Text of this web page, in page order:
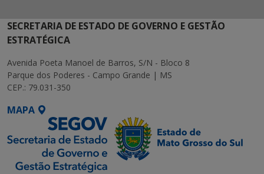
SECRETARIA DE ESTADO DE GOVERNO E GESTÃO
ESTRATÉGICA
Avenida Poeta Manoel de Barros, S/N - Bloco 8
Parque dos Poderes - Campo Grande | MS
CEP.: 79.031-350
MAPA